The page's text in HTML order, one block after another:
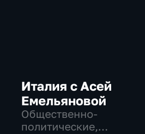
Италия с Асей
Емельяновой
Общественно-
политические,